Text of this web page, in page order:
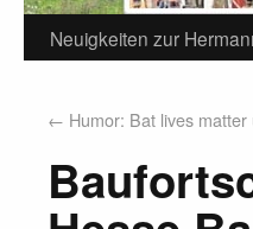
Neuigkeiten zur
← Humor: Bat lives